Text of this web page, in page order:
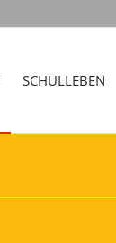
SCHULLEBEN